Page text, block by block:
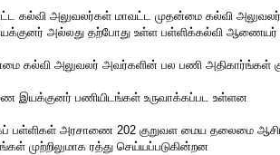
கல்வி அலுவலர்கள் மாவட்ட முதன்மை கல்வி
அல்லது தற்போது உள்ள பள்ளிக்கல்வி
கல்வி அலுவலர் அவர்களின் பல பணி அதிகார்ங்கள்
இயக்குனர் பணியிடங்கள் உருவாக்கப்பட உள்ளன
பள்ளிகள் அரசாணை 202 குறுவள மைய தலைமை
முற்றிலுமாக ரத்து செய்யப்படுகின்றன